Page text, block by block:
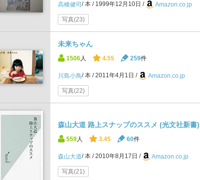
高橋健司 本 1999年12月10日 Amazon.co.jp
写真(23)
未来ちゃん
1506 人 4.55 259件
川島小鳥 本 2011年4月1日 Amazon.co.jp
写真(22)
森山大道 路上スナップのススメ (光文社新書)
559 人 3.45 60件
森山大道 本 2010年8月17日 Amazon.co.jp
写真(21)